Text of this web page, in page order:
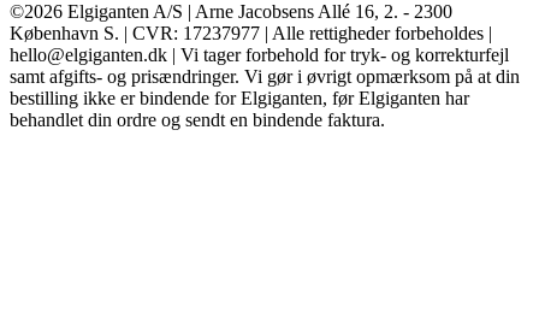
©2026 Elgiganten A/S | Arne Jacobsens Allé 16, 2. - 2300
København S. | CVR: 17237977 | Alle rettigheder forbeholdes |
hello@elgiganten.dk | Vi tager forbehold for tryk- og korrekturfejl
samt afgifts- og prisændringer. Vi gør i øvrigt opmærksom på at din
bestilling ikke er bindende for Elgiganten, før Elgiganten har
behandlet din ordre og sendt en bindende faktura.